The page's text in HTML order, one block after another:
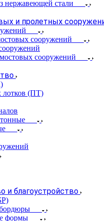
нержавеющей стали
и пролетных
сооружений
сооружений
лотков (ПТ)
и благоустройство
формы